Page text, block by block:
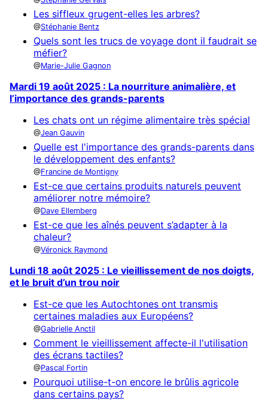
Les siffleux grugent-elles les arbres?
Stéphanie Bentz
Quels sont les trucs de voyage dont il faudrait se
méfier?
Marie-Julie Gagnon
Mardi 19 août 2025 : La nourriture animalière, et
l’importance des grands-parents
Les chats ont un régime alimentaire très spécial
Jean Gauvin
Quelle est l'importance des grands-parents dans
le développement des enfants?
Francine de Montigny
Est-ce que certains produits naturels peuvent
améliorer notre mémoire?
Dave Ellemberg
Est-ce que les aînés peuvent s’adapter à la
chaleur?
Véronick Raymond
Lundi 18 août 2025 : Le vieillissement de nos doigts,
et le bruit d’un trou noir
Est-ce que les Autochtones ont transmis
certaines maladies aux Européens?
Gabrielle Anctil
Comment le vieillissement affecte-il l'utilisation
des écrans tactiles?
Pascal Fortin
Pourquoi utilise-t-on encore le brûlis agricole
dans certains pays?